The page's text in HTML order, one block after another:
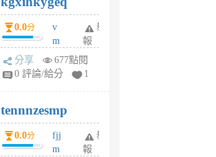
個
月
前
0.0分
v
m
sg
sr
6
個
月
前
舉
報
分享
677點閱
0 評論/給分
1
tennnzesmp
0.0分
fjj
m
舉
報